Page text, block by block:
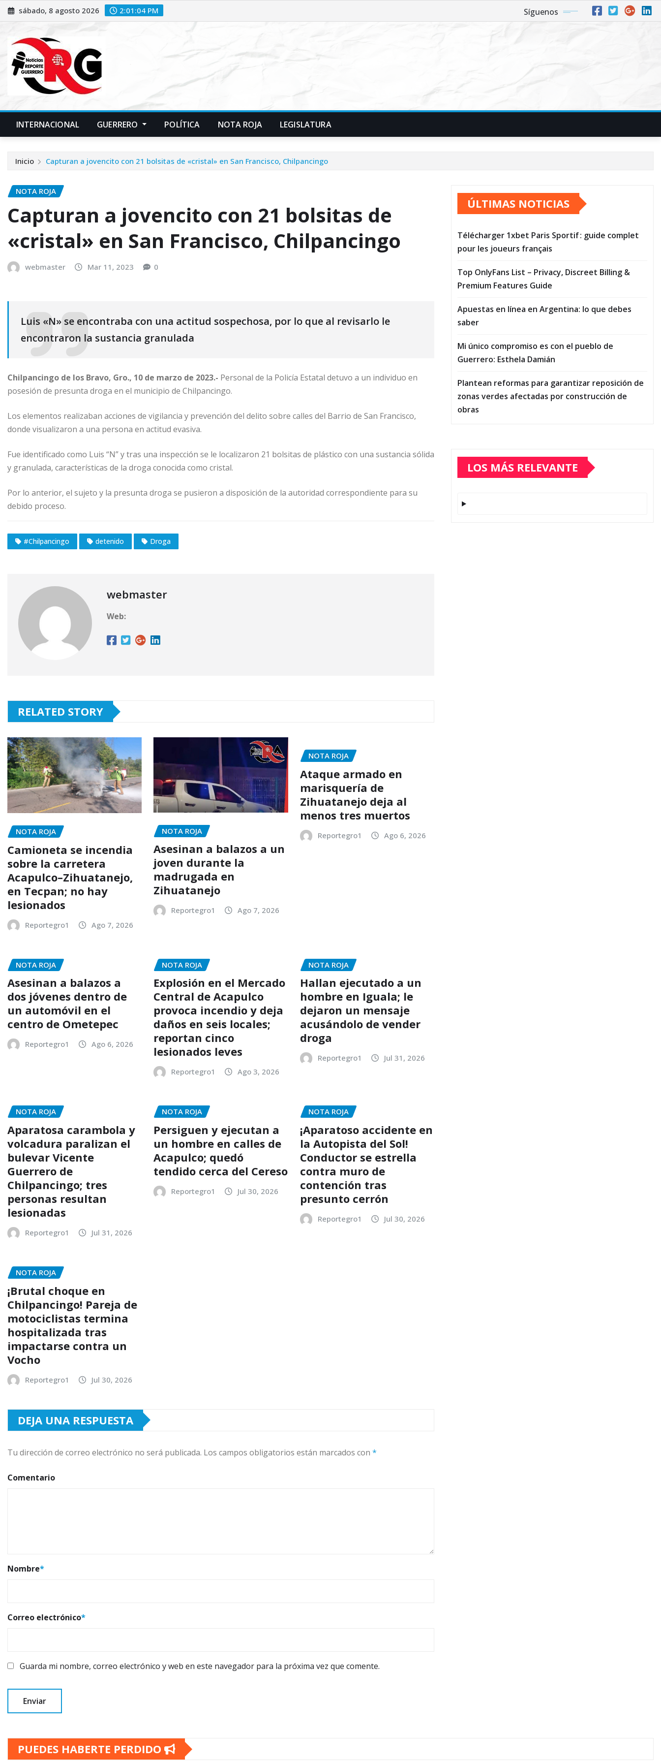
Saltar
al
sábado, 8 agosto 2026 2:01:05 PM Síguenos
INTERNACIONAL GUERRERO POLÍTICA NOTA ROJA LEGISLATURA
Inicio Capturan a jovencito con 21 bolsitas de «cristal» en San Francisco, Chilpancingo
NOTA ROJA
Capturan a jovencito con 21 bolsitas de
«cristal» en San Francisco, Chilpancingo
webmaster Mar 11, 2023 0
Luis «N» se encontraba con una actitud sospechosa, por lo que al revisarlo le
encontraron la sustancia granulada
Chilpancingo de los Bravo, Gro., 10 de marzo de 2023.- Personal de la Policía Estatal detuvo a un individuo en
posesión de presunta droga en el municipio de Chilpancingo.
Los elementos realizaban acciones de vigilancia y prevención del delito sobre calles del Barrio de San Francisco,
donde visualizaron a una persona en actitud evasiva.
Fue identificado como Luis “N” y tras una inspección se le localizaron 21 bolsitas de plástico con una sustancia sólida
y granulada, características de la droga conocida como cristal.
Por lo anterior, el sujeto y la presunta droga se pusieron a disposición de la autoridad correspondiente para su
debido proceso.
#Chilpancingo detenido Droga
webmaster
Web:
RELATED STORY
NOTA ROJA
Camioneta se incendia
sobre la carretera
Acapulco–Zihuatanejo,
en Tecpan; no hay
lesionados
Reportegro1 Ago 7, 2026
NOTA ROJA
Asesinan a balazos a un
joven durante la
madrugada en
Zihuatanejo
Reportegro1 Ago 7, 2026
NOTA ROJA
Ataque armado en
marisquería de
Zihuatanejo deja al
menos tres muertos
Reportegro1 Ago 6, 2026
NOTA ROJA
Asesinan a balazos a
dos jóvenes dentro de
un automóvil en el
centro de Ometepec
Reportegro1 Ago 6, 2026
NOTA ROJA
Explosión en el Mercado
Central de Acapulco
provoca incendio y deja
daños en seis locales;
reportan cinco
lesionados leves
Reportegro1 Ago 3, 2026
NOTA ROJA
Hallan ejecutado a un
hombre en Iguala; le
dejaron un mensaje
acusándolo de vender
droga
Reportegro1 Jul 31, 2026
NOTA ROJA
Aparatosa carambola y
volcadura paralizan el
bulevar Vicente
Guerrero de
Chilpancingo; tres
personas resultan
lesionadas
Reportegro1 Jul 31, 2026
NOTA ROJA
Persiguen y ejecutan a
un hombre en calles de
Acapulco; quedó
tendido cerca del Cereso
Reportegro1 Jul 30, 2026
NOTA ROJA
¡Aparatoso accidente en
la Autopista del Sol!
Conductor se estrella
contra muro de
contención tras
presunto cerrón
Reportegro1 Jul 30, 2026
NOTA ROJA
¡Brutal choque en
Chilpancingo! Pareja de
motociclistas termina
hospitalizada tras
impactarse contra un
Vocho
Reportegro1 Jul 30, 2026
DEJA UNA RESPUESTA
Tu dirección de correo electrónico no será publicada. Los campos obligatorios están marcados con *
Comentario
Nombre*
Correo electrónico*
Guarda mi nombre, correo electrónico y web en este navegador para la próxima vez que comente.
ÚLTIMAS NOTICIAS
Télécharger 1xbet Paris Sportif : guide complet
pour les joueurs français
Top OnlyFans List – Privacy, Discreet Billing &
Premium Features Guide
Apuestas en línea en Argentina: lo que debes
saber
Mi único compromiso es con el pueblo de
Guerrero: Esthela Damián
Plantean reformas para garantizar reposición de
zonas verdes afectadas por construcción de
obras
LOS MÁS RELEVANTE
PUEDES HABERTE PERDIDO